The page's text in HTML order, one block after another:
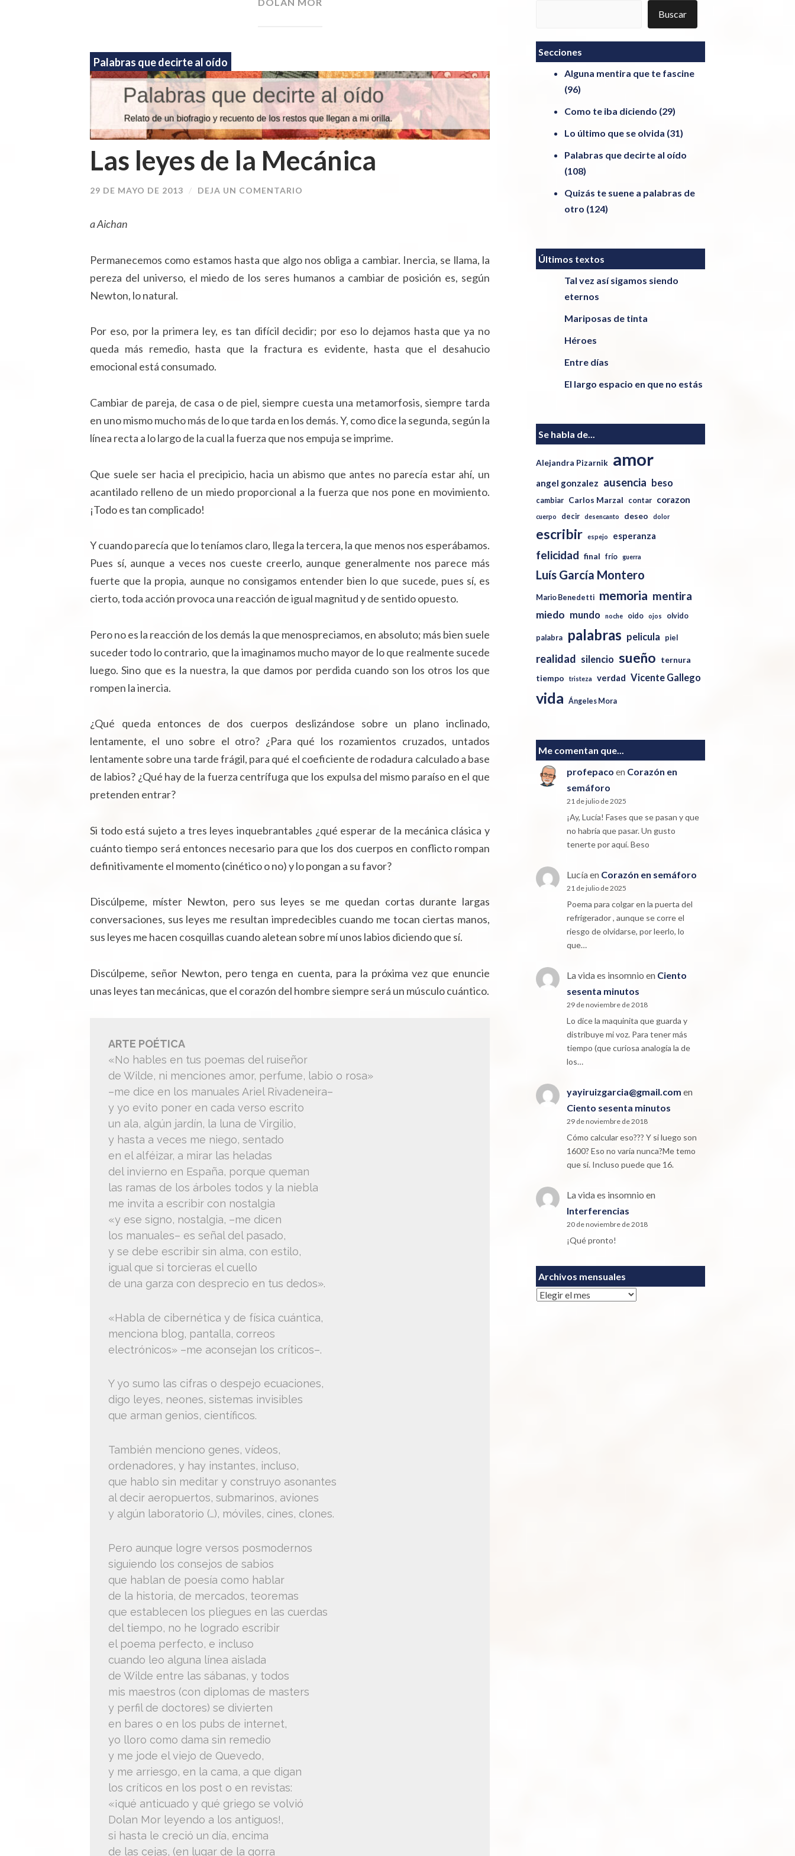
Palabras que decirte al oído
Las leyes de la Mecánica
29 DE MAYO DE 2013 / DEJA UN COMENTARIO
a Aichan
Permanecemos como estamos hasta que algo nos obliga a cambiar. Inercia, se llama, la
pereza del universo, el miedo de los seres humanos a cambiar de posición es, según
Newton, lo natural.
Por eso, por la primera ley, es tan difícil decidir; por eso lo dejamos hasta que ya no
queda más remedio, hasta que la fractura es evidente, hasta que el desahucio
emocional está consumado.
Cambiar de pareja, de casa o de piel, siempre cuesta una metamorfosis, siempre tarda
en uno mismo mucho más de lo que tarda en los demás. Y, como dice la segunda, según la
línea recta a lo largo de la cual la fuerza que nos empuja se imprime.
Que suele ser hacia el precipicio, hacia un abismo que antes no parecía estar ahí, un
acantilado relleno de un miedo proporcional a la fuerza que nos pone en movimiento.
¡Todo es tan complicado!
Y cuando parecía que lo teníamos claro, llega la tercera, la que menos nos esperábamos.
Pues sí, aunque a veces nos cueste creerlo, aunque generalmente nos parece más
fuerte que la propia, aunque no consigamos entender bien lo que sucede, pues sí, es
cierto, toda acción provoca una reacción de igual magnitud y de sentido opuesto.
Pero no es la reacción de los demás la que menospreciamos, en absoluto; más bien suele
suceder todo lo contrario, que la imaginamos mucho mayor de lo que realmente sucede
luego. Sino que es la nuestra, la que damos por perdida cuando son los otros los que
rompen la inercia.
¿Qué queda entonces de dos cuerpos deslizándose sobre un plano inclinado,
lentamente, el uno sobre el otro? ¿Para qué los rozamientos cruzados, untados
lentamente sobre una tarde frágil, para qué el coeficiente de rodadura calculado a base
de labios? ¿Qué hay de la fuerza centrífuga que los expulsa del mismo paraíso en el que
pretenden entrar?
Si todo está sujeto a tres leyes inquebrantables ¿qué esperar de la mecánica clásica y
cuánto tiempo será entonces necesario para que los dos cuerpos en conflicto rompan
definitivamente el momento (cinético o no) y lo pongan a su favor?
Discúlpeme, míster Newton, pero sus leyes se me quedan cortas durante largas
conversaciones, sus leyes me resultan impredecibles cuando me tocan ciertas manos,
sus leyes me hacen cosquillas cuando aletean sobre mí unos labios diciendo que sí.
Discúlpeme, señor Newton, pero tenga en cuenta, para la próxima vez que enuncie
unas leyes tan mecánicas, que el corazón del hombre siempre será un músculo cuántico.
ARTE POÉTICA
«No hables en tus poemas del ruiseñor
de Wilde, ni menciones amor, perfume, labio o rosa»
–me dice en los manuales Ariel Rivadeneira–
y yo evito poner en cada verso escrito
un ala, algún jardín, la luna de Virgilio,
y hasta a veces me niego, sentado
en el alféizar, a mirar las heladas
del invierno en España, porque queman
las ramas de los árboles todos y la niebla
me invita a escribir con nostalgia
«y ese signo, nostalgia, –me dicen
los manuales– es señal del pasado,
y se debe escribir sin alma, con estilo,
igual que si torcieras el cuello
de una garza con desprecio en tus dedos».
«Habla de cibernética y de física cuántica,
menciona blog, pantalla, correos
electrónicos» –me aconsejan los críticos–.
Y yo sumo las cifras o despejo ecuaciones,
digo leyes, neones, sistemas invisibles
que arman genios, científicos.
También menciono genes, vídeos,
ordenadores, y hay instantes, incluso,
que hablo sin meditar y construyo asonantes
al decir aeropuertos, submarinos, aviones
y algún laboratorio (…), móviles, cines, clones.
Pero aunque logre versos posmodernos
siguiendo los consejos de sabios
que hablan de poesía como hablar
de la historia, de mercados, teoremas
que establecen los pliegues en las cuerdas
del tiempo, no he logrado escribir
el poema perfecto, e incluso
cuando leo alguna línea aislada
de Wilde entre las sábanas, y todos
mis maestros (con diplomas de masters
y perfil de doctores) se divierten
en bares o en los pubs de internet,
yo lloro como dama sin remedio
y me jode el viejo de Quevedo,
y me arriesgo, en la cama, a que digan
los críticos en los post o en revistas:
«¡qué anticuado y qué griego se volvió
Dolan Mor leyendo a los antiguos!,
si hasta le creció un día, encima
de las cejas, (en lugar de la gorra
Buscar
Secciones
Alguna mentira que te fascine
(96)
Como te iba diciendo (29)
Lo último que se olvida (31)
Palabras que decirte al oído
(108)
Quizás te suene a palabras de
otro (124)
Últimos textos
Tal vez así sigamos siendo
eternos
Mariposas de tinta
Héroes
Entre días
El largo espacio en que no estás
Se habla de...
Alejandra Pizarnik amor
angel gonzalez ausencia beso
cambiar Carlos Marzal contar corazon
cuerpo decir desencanto deseo dolor
escribir espejo esperanza
felicidad final frío guerra
Luís García Montero
Mario Benedetti memoria mentira
miedo mundo noche oido ojos olvido
palabra palabras pelicula piel
realidad silencio sueño ternura
tiempo
tristeza verdad Vicente Gallego
vida Ángeles Mora
Me comentan que...
profepaco en Corazón en
semáforo
21 de julio de 2025
¡Ay, Lucía! Fases que se pasan y que
no habría que pasar. Un gusto
tenerte por aquí. Beso
Lucíaen Corazón en semáforo
21 de julio de 2025
Poema para colgar en la puerta del
refrigerador , aunque se corre el
riesgo de olvidarse, por leerlo, lo
que…
La vida es insomnio en Ciento
sesenta minutos
29 de noviembre de 2018
Lo dice la maquinita que guarda y
distribuye mi voz. Para tener más
tiempo (que curiosa analogía la de
los…
yayiruizgarcia@gmail.com en
Ciento sesenta minutos
29 de noviembre de 2018
Cómo calcular eso??? Y si luego son
1600? Eso no varía nunca?Me temo
que sí. Incluso puede que 16.
La vida es insomnio en
Interferencias
20 de noviembre de 2018
¡Qué pronto!
Archivos mensuales
Archivos